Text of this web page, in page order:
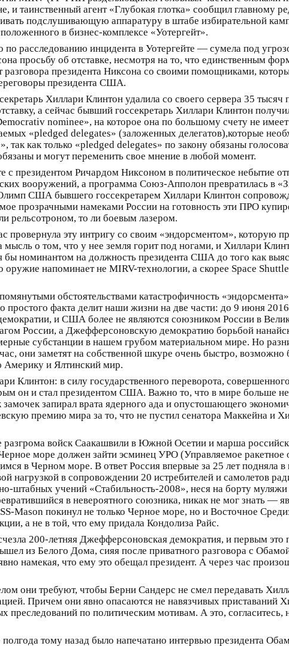
таинственный агент «Глубокая глотка» сообщил главному
подслушивающую аппаратуру в штабе избирательной
в бизнес-комплексе «Уотергейт».
расследованию инцидента в Уотергейте — сумела под
просьбу об отставке, несмотря на то, что единственным
президента Никсона со своими помощниками,
президента США.
Хиллари Клинтон удалила со своего сервера 35
а сейчас бывший госсекретарь Хиллари Клинтон
nominee», на которое она по большому счету не имеет
«pledged delegates» (заложенных делегатов),которые
как только «pledged delegates» по закону обязаны
и могут переменить свое мнение в любой момент.
с президентом Ричардом Никсоном в политическое небытие
вооружений, а программа Союз-Апполон превратилась в
США бывшего госсекретарем Хиллари Клинтон
намеками России на готовность эти ПРО
рельсотроном, то ли боевым лазером.
провернула эту интригу со своим «эндорсментом», которую
о том, что у нее земля горит под ногами, и Хиллари
номинантом на должность президента США до того как
напоминает не MIRV-технологии, а скорее Space
обстоятельствами катастрофичность
простого факта делит наши жизни на две части: до 9 июня
и США более не являются союзником России в
России, а Джефферсоновскую демократию борьбой
субстанции в нашем грубом материальном мире. Но
они заметят на собственной шкуре очень быстро, возможно
Америку и Ялтинский мир.
Клинтон: в силу государственного переворота,
он и стал президентом США. Важно то, что в мире больше
запирал врата ядерного ада и опустошающего
премию мира за то, что не пустил сенатора Маккейна и
разгрома войск Саакашвили в Южной Осетии и марша
море должен зайти эсминец УРО (Управляемое ракетное
в Черном море. В ответ Россия впервые за 25 лет подняла в
в сопровождении 20 истребителей и самолетов
штабных учений «Стабильность-2008», неся на борту
в невероятного союзника, никак не мог знать —
Mason покинул не только Черное море, но и Восточное
а не в той, что ему придала Кондолиза Райс.
200-летняя Джефферсоновская демократия, и первым это
из Белого Дома, сияя после приватного разговора с
намекая, что ему это обещал президент. А через час
они требуют, чтобы Берни Сандерс не смел передавать
Причем они явно опасаются не навязчивых приставаний
преследований по политическим мотивам. А это, согласитесь,
тому назад было напечатано интервью президента